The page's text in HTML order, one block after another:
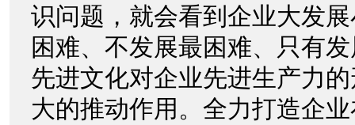
识问题，就会看到企业大发
困难、不发展最困难、只有
先进文化对企业先进生产力
大的推动作用。全力打造企